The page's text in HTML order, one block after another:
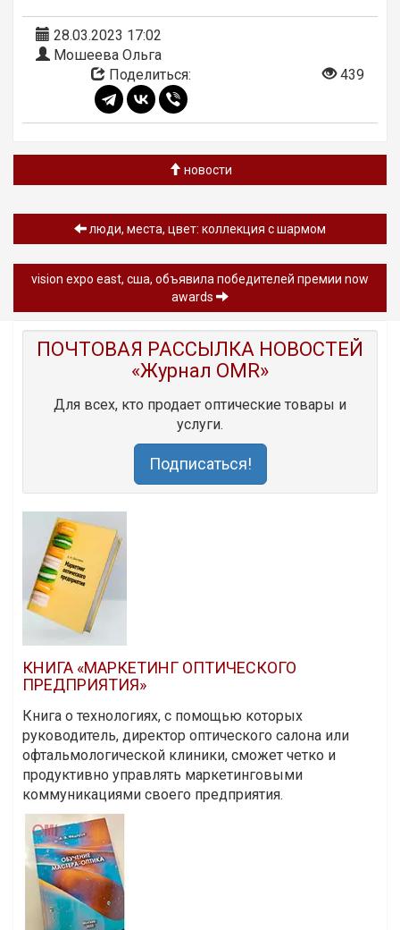
28.03.2023 17:02
Мошеева Ольга
Поделиться:
439
новости
люди, места, цвет: коллекция с шармом
vision expo east, сша, объявила победителей премии now
awards
ПОЧТОВАЯ РАССЫЛКА НОВОСТЕЙ
«Журнал OMR»
Для всех, кто продает оптические товары и
услуги.
Подписаться!
КНИГА «МАРКЕТИНГ ОПТИЧЕСКОГО
ПРЕДПРИЯТИЯ»
Книга о технологиях, с помощью которых
руководитель, директор оптического салона или
офтальмологической клиники, сможет четко и
продуктивно управлять маркетинговыми
коммуникациями своего предприятия.